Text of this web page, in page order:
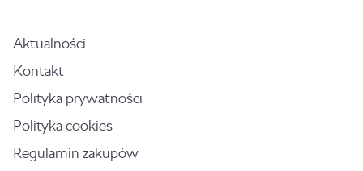
Aktualności
Kontakt
Polityka prywatności
Polityka cookies
Regulamin zakupów